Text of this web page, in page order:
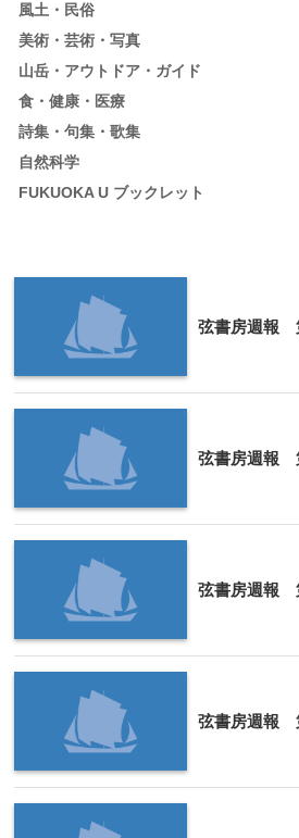
風土・民俗
美術・芸術・写真
山岳・アウトドア・ガイド
食・健康・医療
詩集・句集・歌集
自然科学
FUKUOKA U ブックレット
弦書房週報
弦書房週報
弦書房週報
弦書房週報